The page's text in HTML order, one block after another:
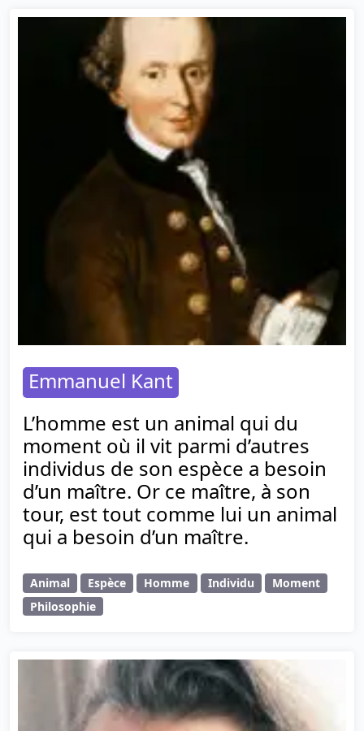
Emmanuel Kant
L’homme est un animal qui du
moment où il vit parmi d’autres
individus de son espèce a besoin
d’un maître. Or ce maître, à son
tour, est tout comme lui un animal
qui a besoin d’un maître.
Animal Espèce Homme Individu
Moment
Philosophie